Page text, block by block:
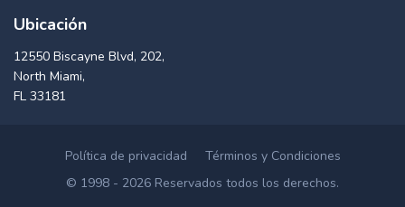
Ubicación
12550 Biscayne Blvd, 202,
North Miami,
FL 33181
Política de privacidad
Términos y Condiciones
© 1998 - 2026 Reservados todos los derechos.